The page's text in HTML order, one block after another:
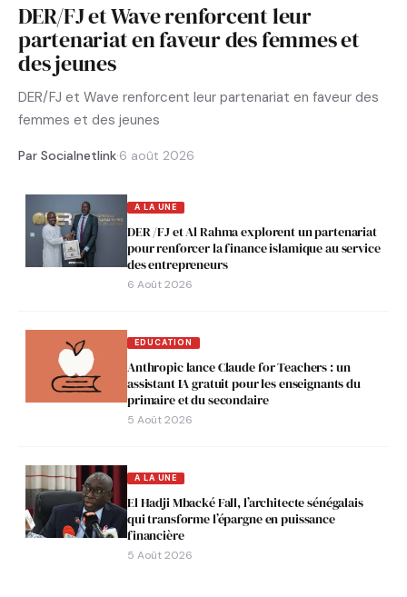
DER/FJ et Wave renforcent leur
partenariat en faveur des femmes et
des jeunes
DER/FJ et Wave renforcent leur partenariat en faveur des
femmes et des jeunes
Par Socialnetlink·6 août 2026
A LA UNE
DER /FJ et Al Rahma explorent un partenariat
pour renforcer la finance islamique au service
des entrepreneurs
6 Août 2026
EDUCATION
Anthropic lance Claude for Teachers : un
assistant IA gratuit pour les enseignants du
primaire et du secondaire
5 Août 2026
A LA UNE
El Hadji Mbacké Fall, l’architecte sénégalais
qui transforme l’épargne en puissance
financière
5 Août 2026